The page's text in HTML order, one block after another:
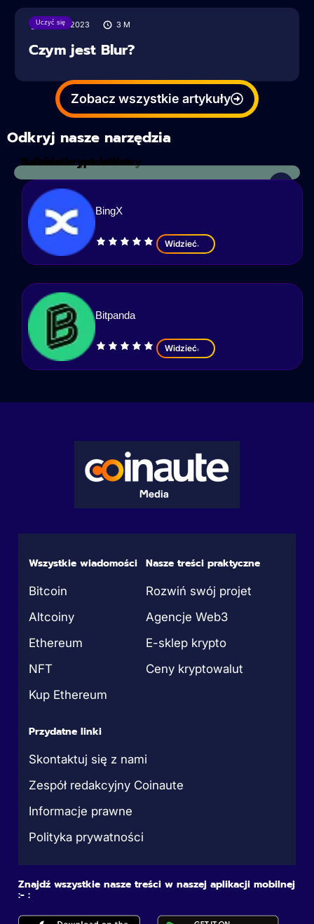
Uczyć się
06/08/2023 3 M
Czym jest Blur?
Zobacz wszystkie artykuły
Odkryj nasze narzędzia
Kalkulator podatkowy
Analiza kryptowalut
BingX
Widzieć
Bitpanda
Widzieć
Wszystkie wiadomości
Bitcoin
Altcoiny
Ethereum
NFT
Kup Ethereum
Nasze treści praktyczne
Rozwiń swój projet
Agencje Web3
E-sklep krypto
Ceny kryptowalut
Przydatne linki
Skontaktuj się z nami
Zespół redakcyjny Coinaute
Informacje prawne
Polityka prywatności
Znajdź wszystkie nasze treści w naszej aplikacji mobilnej
:- :